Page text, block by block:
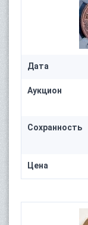
Дата
Аукцион
Сохранность
Цена